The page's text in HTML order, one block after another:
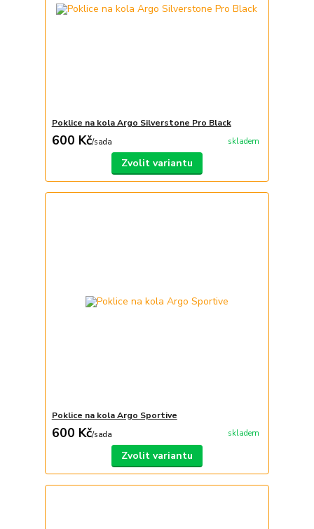
Poklice na kola Argo Silverstone Pro Black
600 Kč/sada skladem
Zvolit variantu
Poklice na kola Argo Sportive
600 Kč/sada skladem
Zvolit variantu